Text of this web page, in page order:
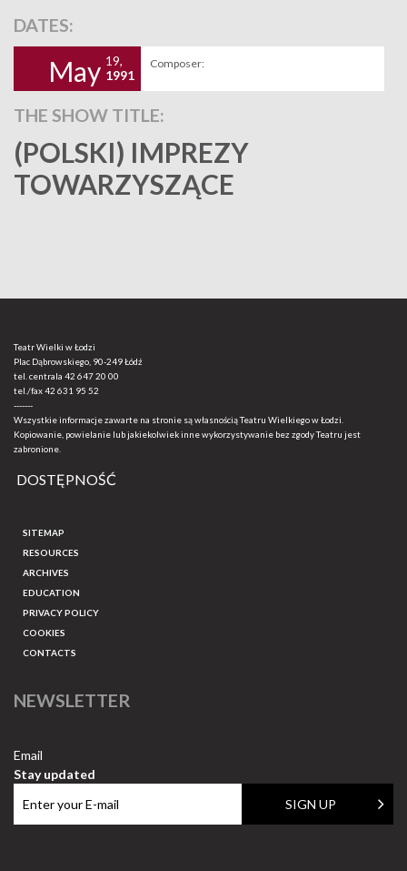
DATES:
May 19,
1991
Composer:
THE SHOW TITLE:
(POLSKI) IMPREZY
TOWARZYSZĄCE
Teatr Wielki w Łodzi
Plac Dąbrowskiego, 90-249 Łódź
tel. centrala 42 647 20 00
tel./fax42 631 95 52
-------
Wszystkie informacje zawarte na stronie są własnością Teatru Wielkiego w Łodzi.
Kopiowanie, powielanie lub jakiekolwiek inne wykorzystywanie bez zgody Teatru jest
zabronione.
DOSTĘPNOŚĆ
SITEMAP
RESOURCES
ARCHIVES
EDUCATION
PRIVACY POLICY
COOKIES
CONTACTS
NEWSLETTER
Email
Stay updated